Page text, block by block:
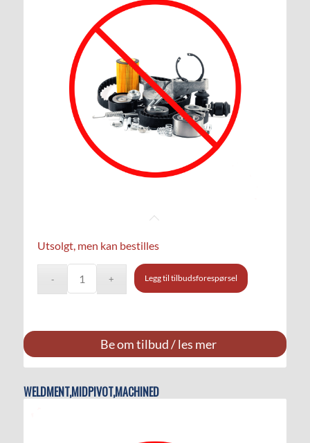
Utsolgt, men kan bestilles
Legg til tilbudsforespørsel
Be om tilbud / les mer
WELDMENT,MIDPIVOT,MACHINED